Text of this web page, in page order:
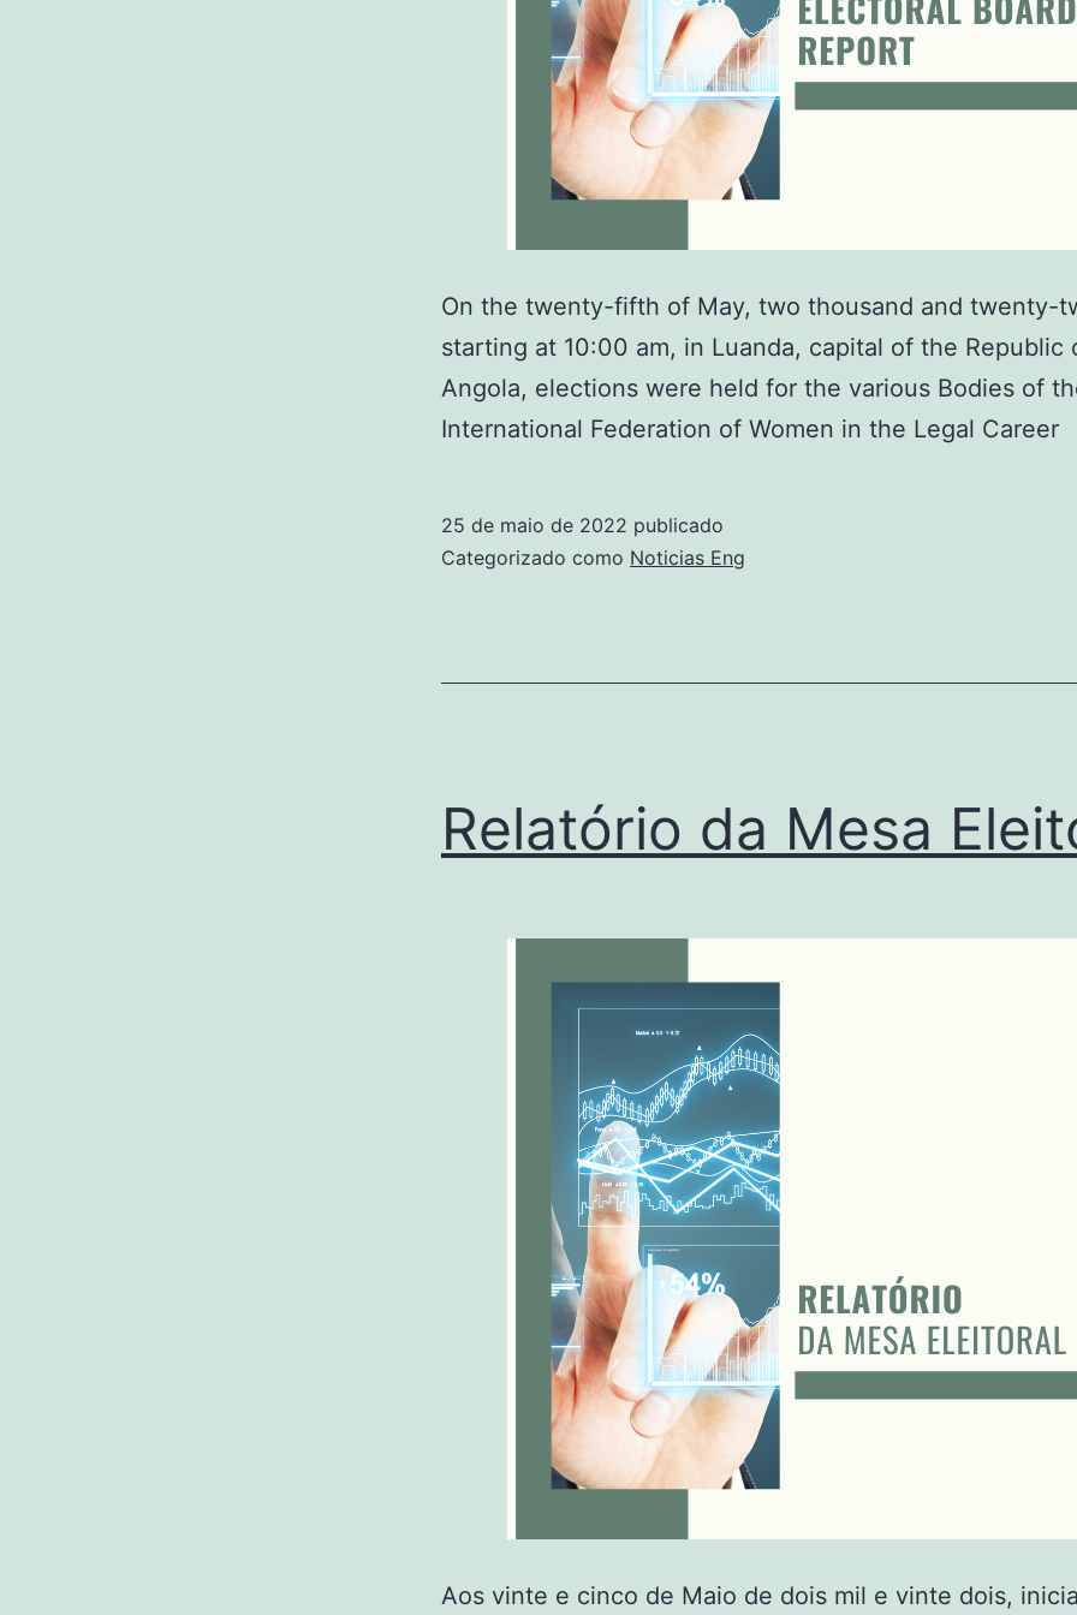
On the twenty-fifth of May, two thousand and twenty-
starting at 10:00 am, in Luanda, capital of the Republic
Angola, elections were held for the various Bodies of
International Federation of Women in the Legal Career
25 de maio de 2022 publicado
Categorizado como Noticias Eng
Relatório da Mesa
Aos vinte e cinco de Maio de dois mil e vinte dois,